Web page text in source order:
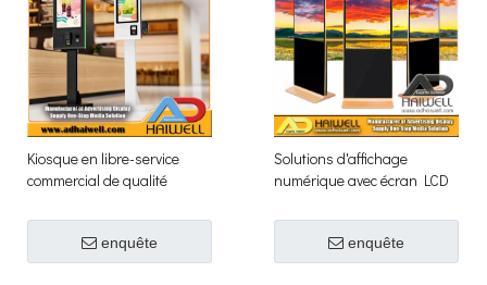
Kiosque en libre-service
commercial de qualité
terminal d'écran LCD
enquête
Solutions d'affichage
numérique avec écran LCD
l'intérieur
enquête